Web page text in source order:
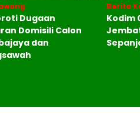
Dugaan
Domisili Calon
dan
Berita
Kodim